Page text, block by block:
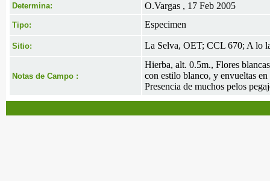
Determina: O.Vargas , 17 Feb 2005
Tipo: Especimen
Sitio: La Selva, OET; CCL 670; A lo
Notas de Campo :
Hierba, alt. 0.5m., Flores
con estilo blanco, y envueltas
Presencia de muchos pelos